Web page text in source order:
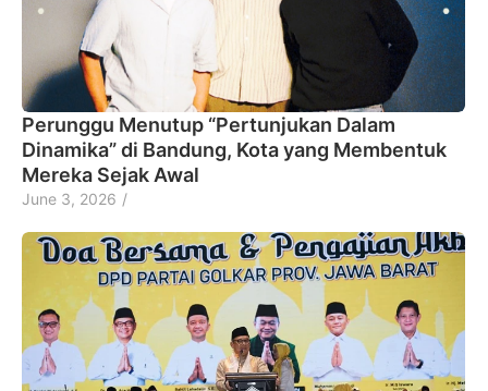
Perunggu Menutup “Pertunjukan Dalam
Dinamika” di Bandung, Kota yang Membentuk
Mereka Sejak Awal
June 3, 2026 /